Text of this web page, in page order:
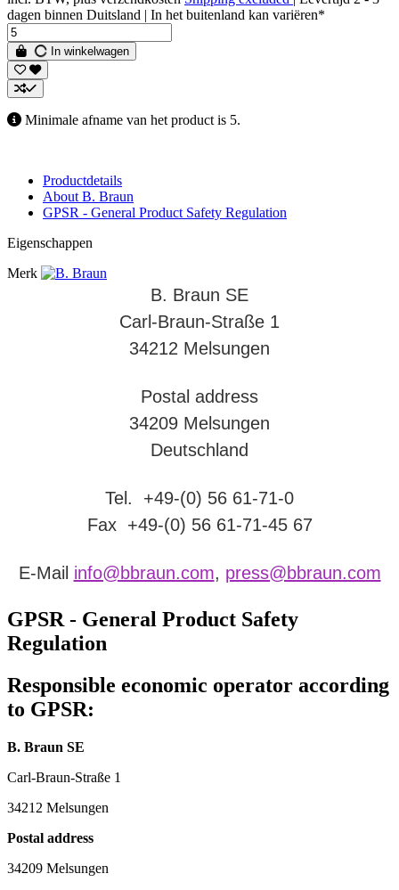
dagen binnen Duitsland | In het buitenland kan variëren*
In winkelwagen
Minimale afname van het product is 5.
Productdetails
About B. Braun
GPSR - General Product Safety Regulation
Eigenschappen
Merk
B. Braun SE
Carl-Braun-Straße 1
34212 Melsungen
Postal address
34209 Melsungen
Deutschland
Tel. +49-(0) 56 61-71-0
Fax +49-(0) 56 61-71-45 67
E-Mail info@bbraun.com, press@bbraun.com
GPSR - General Product Safety
Regulation
Responsible economic operator according
to GPSR:
B. Braun SE
Carl-Braun-Straße 1
34212 Melsungen
Postal address
34209 Melsungen